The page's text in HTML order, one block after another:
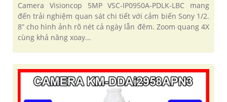
Camera Visioncop 5MP VSC-IP0950A-PDLK-LBC mang
đến trải nghiệm quan sát chi tiết với cảm biến Sony 1/2.
8” cho hình ảnh rõ nét cả ngày lẫn đêm. Zoom quang 4X
cùng khả năng xoay...